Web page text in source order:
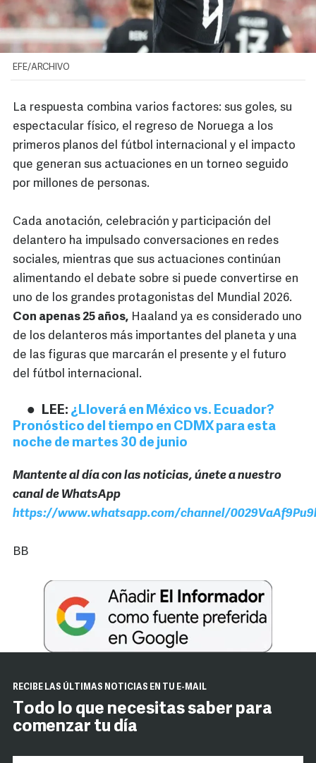
EFE/ARCHIVO
La respuesta combina varios factores: sus goles, su
espectacular físico, el regreso de Noruega a los
primeros planos del fútbol internacional y el impacto
que generan sus actuaciones en un torneo seguido
por millones de personas.
Cada anotación, celebración y participación del
delantero ha impulsado conversaciones en redes
sociales, mientras que sus actuaciones continúan
alimentando el debate sobre si puede convertirse en
uno de los grandes protagonistas del Mundial 2026.
Con apenas 25 años, Haaland ya es considerado uno
de los delanteros más importantes del planeta y una
de las figuras que marcarán el presente y el futuro
del fútbol internacional.
LEE: ¿Lloverá en México vs. Ecuador?
Pronóstico del tiempo en CDMX para esta
noche de martes 30 de junio
Mantente al día con las noticias, únete a nuestro
canal de WhatsApp
https://www.whatsapp.com/channel/
BB
RECIBE LAS ÚLTIMAS NOTICIAS EN TU E-MAIL
Todo lo que necesitas saber para
comenzar tu día